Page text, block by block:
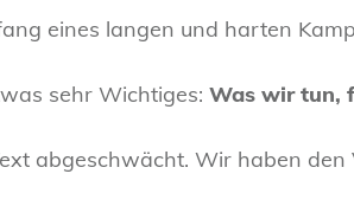
eines langen und harten
sehr Wichtiges: Was wir tun,
abgeschwächt. Wir haben